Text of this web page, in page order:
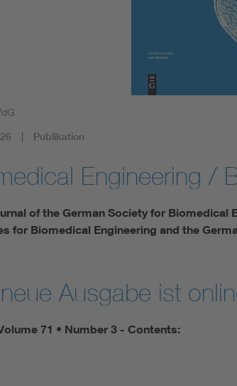
Publikation
Engineering /
of the German Society for Biomedical
for Biomedical Engineering and the
Ausgabe ist
71 • Number 3 - Contents: